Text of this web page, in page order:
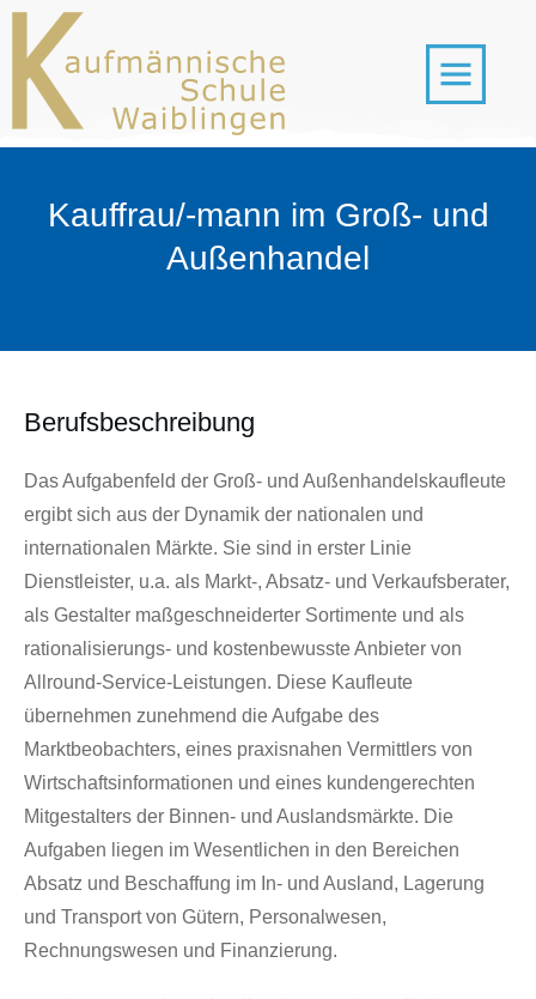
Kauffrau/-mann im Groß- und
Außenhandel
Berufsbeschreibung
Das Aufgabenfeld der Groß- und Außenhandelskaufleute
ergibt sich aus der Dynamik der nationalen und
internationalen Märkte. Sie sind in erster Linie
Dienstleister, u.a. als Markt-, Absatz- und Verkaufsberater,
als Gestalter maßgeschneiderter Sortimente und als
rationalisierungs- und kostenbewusste Anbieter von
Allround-Service-Leistungen. Diese Kaufleute
übernehmen zunehmend die Aufgabe des
Marktbeobachters, eines praxisnahen Vermittlers von
Wirtschaftsinformationen und eines kundengerechten
Mitgestalters der Binnen- und Auslandsmärkte. Die
Aufgaben liegen im Wesentlichen in den Bereichen
Absatz und Beschaffung im In- und Ausland, Lagerung
und Transport von Gütern, Personalwesen,
Rechnungswesen und Finanzierung.